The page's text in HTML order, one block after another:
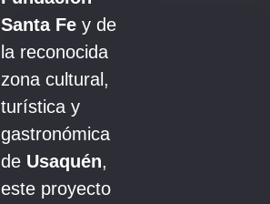
Santa Fe y de
la reconocida
zona cultural,
turística y
gastronómica
de Usaquén,
este proyecto